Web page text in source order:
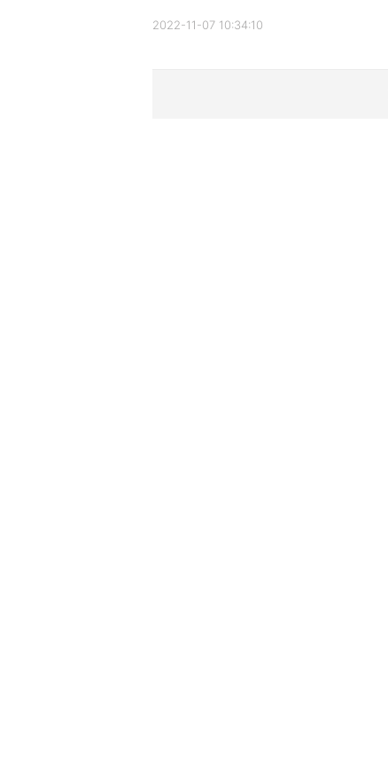
2022-11-07 10:34:10